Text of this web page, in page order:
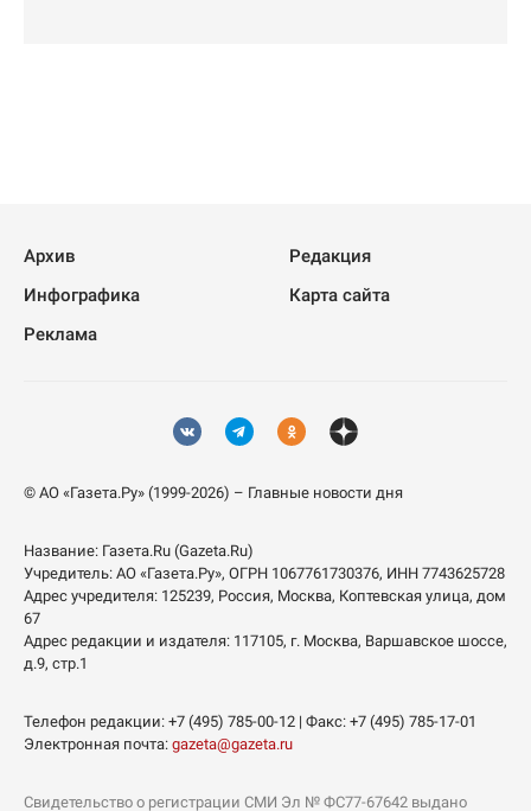
Архив
Редакция
Инфографика
Карта сайта
Реклама
© АО «Газета.Ру» (1999-2026) – Главные новости дня
Название: Газета.Ru (Gazeta.Ru)
Учредитель: АО «Газета.Ру», ОГРН 1067761730376, ИНН 7743625728
Адрес учредителя: 125239, Россия, Москва, Коптевская улица, дом
67
Адрес редакции и издателя: 117105, г. Москва, Варшавское шоссе,
д.9, стр.1
Телефон редакции: +7 (495) 785-00-12 | Факс: +7 (495) 785-17-01
Электронная почта: gazeta@gazeta.ru
Свидетельство о регистрации СМИ Эл № ФС77-67642 выдано